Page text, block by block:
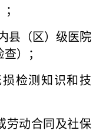
县（区）级医院
）；
检测知识和技
劳动合同及社保